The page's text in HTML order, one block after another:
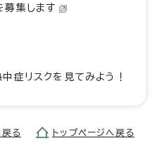
集します
症リスクを見てみよう！
る トップページへ戻る